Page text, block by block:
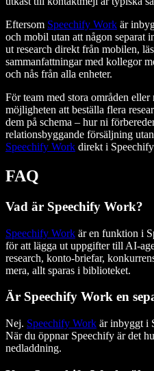
Eftersom Speechify Work är
och mobil utan att någon separat
ut research direkt från mobilen,
sammanfattningar med kollegor
och nås från alla enheter.
För team med stora områden eller
möjligheten att beställa flera
dem på schema – hur ni
relationsbyggande försäljning
Speechify Work direkt i
FAQ
Vad är Speechify Work?
Speechify Work är en funktion i
för att lägga ut uppgifter till AI-
research, konto-briefar,
mera, allt sparas i biblioteket.
Är Speechify Work en
Nej. Speechify Work är inbyggt i
När du öppnar Speechify är det
nedladdning.